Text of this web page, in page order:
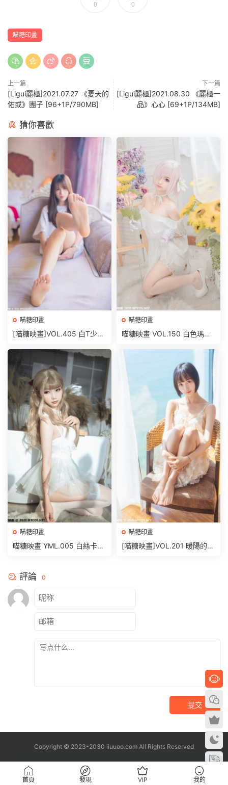
0 0
喵糖印畫
上一篇
[Ligui麗櫃]2021.07.27 《夏天的
佑或》團子 [96+1P/790MB]
下一篇
[Ligui麗櫃]2021.08.30 《麗櫃一
品》心心 [69+1P/134MB]
猜你喜歡
喵糖印畫
[喵糖映畫]VOL.405 白T少女
喵糖印畫
喵糖映畫 VOL.150 白色瑪修
喵糖印畫
喵糖映畫 YML.005 白絲卡哇
喵糖印畫
[喵糖映畫]VOL.201 暖陽的海
評論 0
提交
Copyright © 2023-2030 iiuuoo.com All Rights Reserved
首頁 發現 VIP 我的